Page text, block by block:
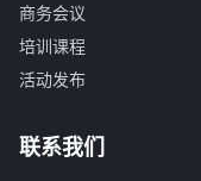
商务会议
培训课程
活动发布
联系我们